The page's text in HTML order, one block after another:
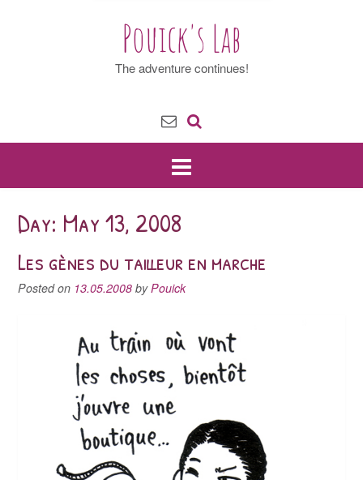
Pouick's Lab
The adventure continues!
Day: May 13, 2008
Les gènes du tailleur en marche
Posted on 13.05.2008 byPouick